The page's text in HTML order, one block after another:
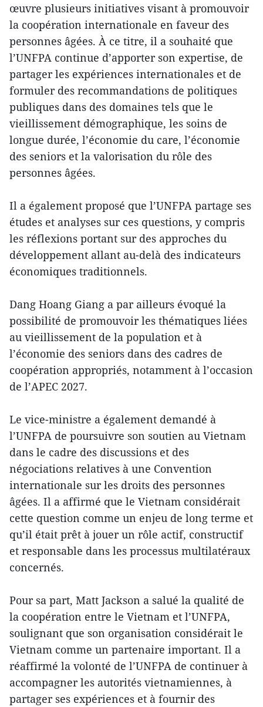
œuvre plusieurs initiatives visant à promouvoir
la coopération internationale en faveur des
personnes âgées. À ce titre, il a souhaité que
l’UNFPA continue d’apporter son expertise, de
partager les expériences internationales et de
formuler des recommandations de politiques
publiques dans des domaines tels que le
vieillissement démographique, les soins de
longue durée, l’économie du care, l’économie
des seniors et la valorisation du rôle des
personnes âgées.
Il a également proposé que l’UNFPA partage ses
études et analyses sur ces questions, y compris
les réflexions portant sur des approches du
développement allant au-delà des indicateurs
économiques traditionnels.
Dang Hoang Giang a par ailleurs évoqué la
possibilité de promouvoir les thématiques liées
au vieillissement de la population et à
l’économie des seniors dans des cadres de
coopération appropriés, notamment à l’occasion
de l’APEC 2027.
Le vice-ministre a également demandé à
l’UNFPA de poursuivre son soutien au Vietnam
dans le cadre des discussions et des
négociations relatives à une Convention
internationale sur les droits des personnes
âgées. Il a affirmé que le Vietnam considérait
cette question comme un enjeu de long terme et
qu’il était prêt à jouer un rôle actif, constructif
et responsable dans les processus multilatéraux
concernés.
Pour sa part, Matt Jackson a salué la qualité de
la coopération entre le Vietnam et l’UNFPA,
soulignant que son organisation considérait le
Vietnam comme un partenaire important. Il a
réaffirmé la volonté de l’UNFPA de continuer à
accompagner les autorités vietnamiennes, à
partager ses expériences et à fournir des